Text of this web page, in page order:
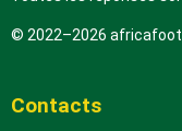
© 2022–2026
Contacts